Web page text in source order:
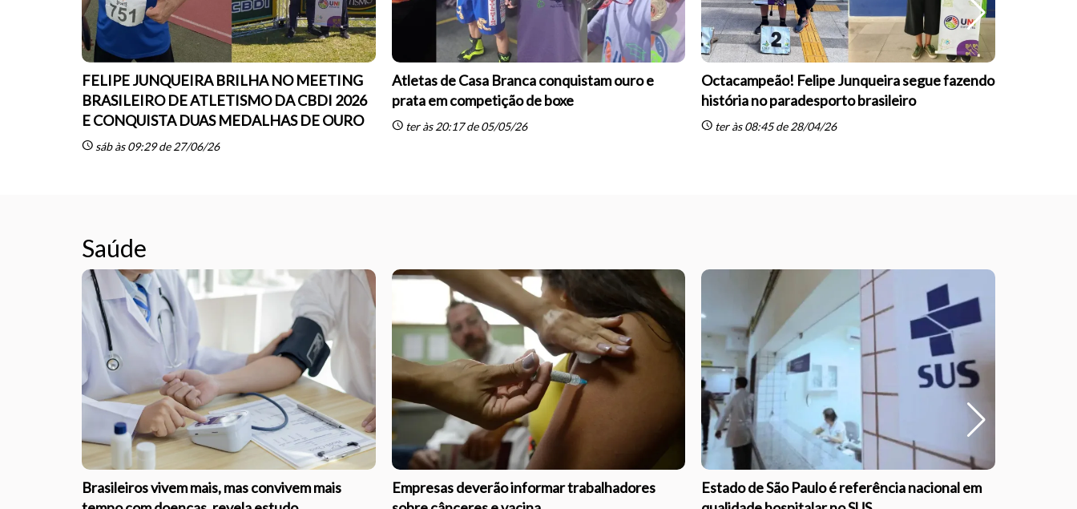
FELIPE JUNQUEIRA BRILHA NO MEETING
BRASILEIRO DE ATLETISMO DA CBDI 2026
E CONQUISTA DUAS MEDALHAS DE OURO
schedule sáb às 09:29 de 27/06/26
Atletas de Casa Branca conquistam ouro e
prata em competição de boxe
scheduleter às 20:17 de 05/05/26
Octacampeão! Felipe Junqueira segue fazendo
história no paradesporto brasileiro
schedule ter às 08:45 de 28/04/26
Saúde
Brasileiros vivem mais, mas convivem mais
Empresas deverão informar trabalhadores
Estado de São Paulo é referência nacional em